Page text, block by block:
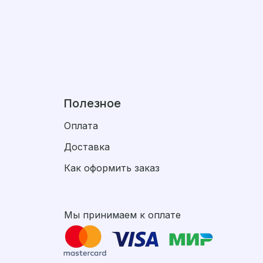
Полезное
Оплата
Доставка
Как оформить заказ
Мы принимаем к оплате